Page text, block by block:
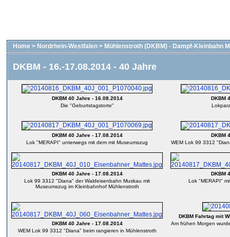
Home > Nordrhein-Westfalen > Mühlenstroth (DKBM) - Dampf-Kleinbahn
DKBM - 16.-17.08.2014 - 40 Jahre
DKBM 40 Jahre - 16.08.2014
Die "Geburtstagstorte"
DKBM
DKBM 40 Jahre - 17.08.2014
Lok "MERAPI" unterwegs mit dem mit Museumszug
DKBM
WEM Lok 99 3312
DKBM 40 Jahre - 17.08.2014
Lok 99 3312 "Diana" der Waldeisenbahn Muskau mit
Museumszug im Kleinbahnhof Mühlenstroth
DKBM
Lok "MERAPI"
DKBM 40 Jahre - 17.08.2014
WEM Lok 99 3312 "Diana" beim rangieren in Mühlenstroth
DKBM Fahrtag mit
Am frühen Morgen